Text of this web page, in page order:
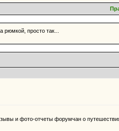
рюмкой, просто так...
и фото-отчеты форумчан о